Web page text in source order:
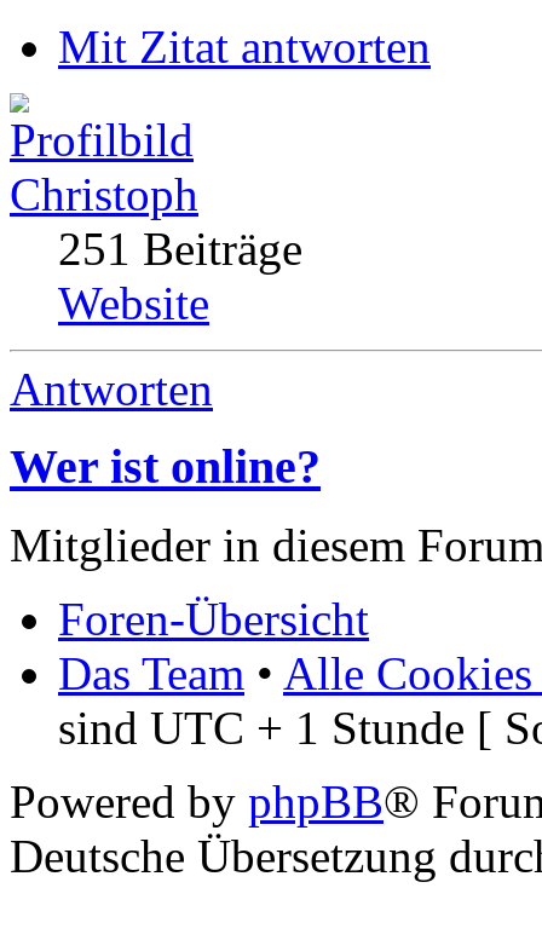
Mit Zitat antworten
Christoph
251 Beiträge
Website
Antworten
Wer ist online?
Mitglieder in diesem
Foren-Übersicht
Das Team • Alle Cookies
sind UTC + 1 Stunde [
Powered by phpBB®
Deutsche Übersetzung